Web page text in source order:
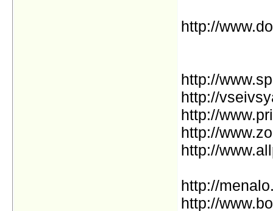
http://
http://
http://
http://
http://
http://
http://
http://